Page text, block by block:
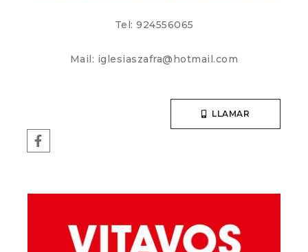
Tel: 924556065
Mail: iglesiaszafra@hotmail.com
LLAMAR